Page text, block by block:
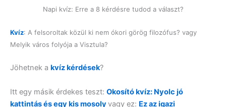
Napi kvíz: Erre a 8 kérdésre tudod a választ?
Kvíz: A felsoroltak közül ki nem ókori görög filozófus? vagy
Melyik város folyója a Visztula?
Jöhetnek a kvíz kérdések?
Itt egy másik érdekes teszt: Okosító kvíz: Nyolc jó
kattintás és egy kis mosolyvagy ez: Ez az igazi